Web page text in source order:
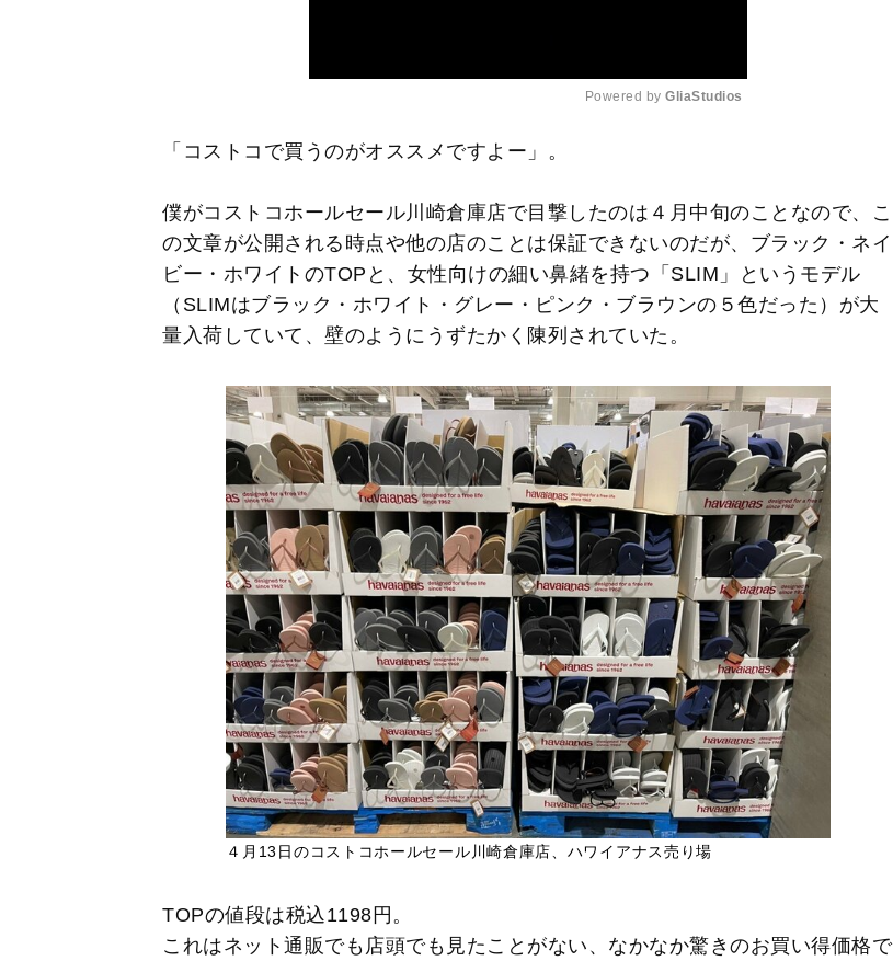
e
Powered by GliaStudios
「コストコで買うのがオススメですよー」。
僕がコストコホールセール川崎倉庫店で目撃したのは４月中旬のことなので、こ
の文章が公開される時点や他の店のことは保証できないのだが、ブラック・ネイ
ビー・ホワイトのTOPと、女性向けの細い鼻緒を持つ「SLIM」というモデル
（SLIMはブラック・ホワイト・グレー・ピンク・ブラウンの５色だった）が大
量入荷していて、壁のようにうずたかく陳列されていた。
４月13日のコストコホールセール川崎倉庫店、ハワイアナス売り場
TOPの値段は税込1198円。
これはネット通販でも店頭でも見たことがない、なかなか驚きのお買い得価格で